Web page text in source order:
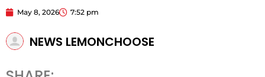
May 8, 2026 7:52 pm
NEWS LEMONCHOOSE